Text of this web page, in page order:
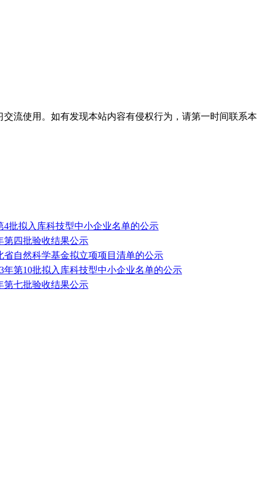
流使用。如有发现本站内容有侵权行为，请第一时间联系本
4批拟入库科技型中小企业名单的公示
第四批验收结果公示
省自然科学基金拟立项项目清单的公示
年第10批拟入库科技型中小企业名单的公示
第七批验收结果公示